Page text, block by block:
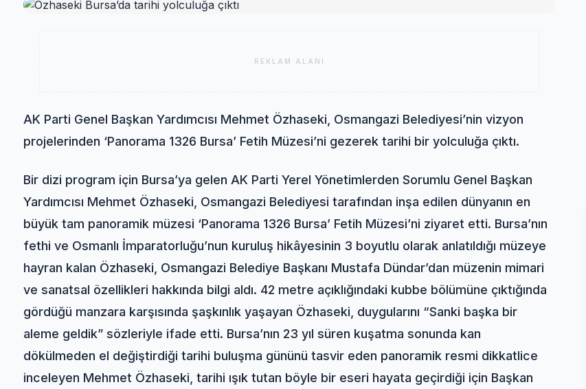
REKLAM ALANI
AK Parti Genel Başkan Yardımcısı Mehmet Özhaseki, Osmangazi Belediyesi’nin vizyon
projelerinden ‘Panorama 1326 Bursa’ Fetih Müzesi’ni gezerek tarihi bir yolculuğa çıktı.
Bir dizi program için Bursa’ya gelen AK Parti Yerel Yönetimlerden Sorumlu Genel Başkan
Yardımcısı Mehmet Özhaseki, Osmangazi Belediyesi tarafından inşa edilen dünyanın en
büyük tam panoramik müzesi ‘Panorama 1326 Bursa’ Fetih Müzesi’ni ziyaret etti. Bursa’nın
fethi ve Osmanlı İmparatorluğu’nun kuruluş hikâyesinin 3 boyutlu olarak anlatıldığı müzeye
hayran kalan Özhaseki, Osmangazi Belediye Başkanı Mustafa Dündar’dan müzenin mimari
ve sanatsal özellikleri hakkında bilgi aldı. 42 metre açıklığındaki kubbe bölümüne çıktığında
gördüğü manzara karşısında şaşkınlık yaşayan Özhaseki, duygularını “Sanki başka bir
aleme geldik” sözleriyle ifade etti. Bursa’nın 23 yıl süren kuşatma sonunda kan
dökülmeden el değiştirdiği tarihi buluşma gününü tasvir eden panoramik resmi dikkatlice
inceleyen Mehmet Özhaseki, tarihi ışık tutan böyle bir eseri hayata geçirdiği için Başkan